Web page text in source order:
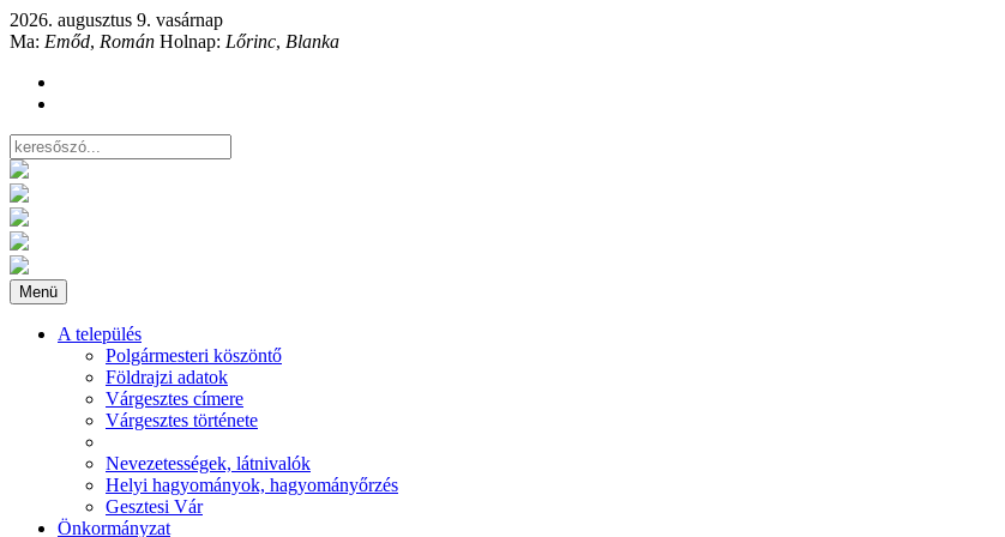
2026. augusztus 9. vasárnap
Ma: Emőd, Román Holnap: Lőrinc, Blanka
Menü
A település
Polgármesteri köszöntő
Földrajzi adatok
Várgesztes címere
Várgesztes története
Nevezetességek, látnivalók
Helyi hagyományok, hagyományőrzés
Gesztesi Vár
Önkormányzat